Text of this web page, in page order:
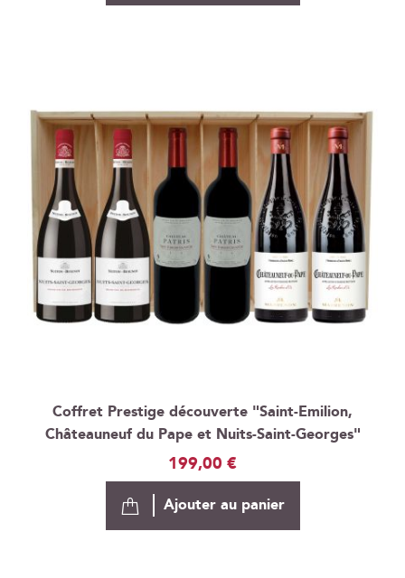
Coffret Prestige découverte "Saint-Emilion,
Châteauneuf du Pape et Nuits-Saint-Georges"
199,00 €
Ajouter au panier